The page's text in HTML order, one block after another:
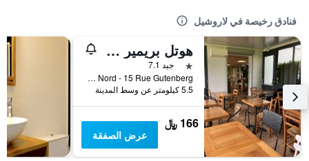
فنادق رخيصة في لاروشيل
هوتل بريمير كلاس لا روتشيل سود - أيتراي
نجمة واحدة
جيد 7.1
Zac de Belle-Aire Nord - 15 Rue Gutenberg, لاروشيل, شارنت البحرية, فرنسا
5.5 كيلومتر عن وسط المدينة
166 ﷼
عرض الصفقة